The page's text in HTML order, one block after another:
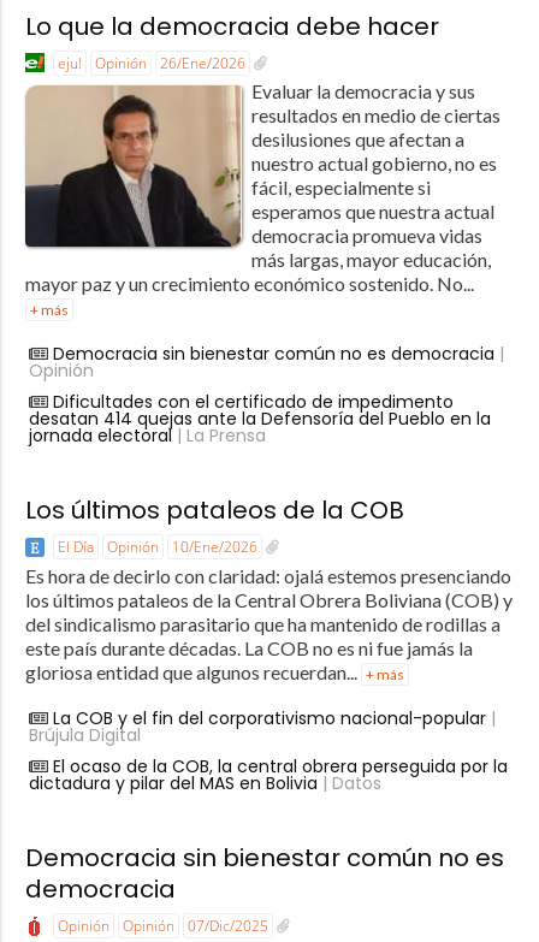
Lo que la democracia debe hacer
eju! Opinión 26/Ene/2026
Evaluar la democracia y sus
resultados en medio de ciertas
desilusiones que afectan a
nuestro actual gobierno, no es
fácil, especialmente si
esperamos que nuestra actual
democracia promueva vidas
más largas, mayor educación,
mayor paz y un crecimiento económico sostenido. No...
+ más
Democracia sin bienestar común no es democracia |
Opinión
Dificultades con el certificado de impedimento
desatan 414 quejas ante la Defensoría del Pueblo en la
jornada electoral| La Prensa
Los últimos pataleos de la COB
El Día Opinión 10/Ene/2026
Es hora de decirlo con claridad: ojalá estemos presenciando
los últimos pataleos de la Central Obrera Boliviana (COB) y
del sindicalismo parasitario que ha mantenido de rodillas a
este país durante décadas. La COB no es ni fue jamás la
gloriosa entidad que algunos recuerdan... + más
La COB y el fin del corporativismo nacional-popular|
Brújula Digital
El ocaso de la COB, la central obrera perseguida por la
dictadura y pilar del MAS en Bolivia | Datos
Democracia sin bienestar común no es
democracia
Opinión Opinión 07/Dic/2025